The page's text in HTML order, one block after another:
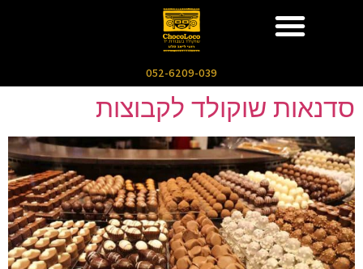
052-6209-039
סדנאות שוקולד לקבוצות